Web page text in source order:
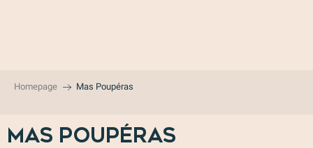
Homepage Mas Poupéras
Mas Poupéras